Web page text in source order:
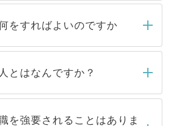
をすればよいのですか
きましたら、弊社担当者がご
認し、その後メールもしくは
5営業日以内にはご連絡をせて
ので、しばらくお待ちくださ
とはなんですか？
で取り扱っている求人の
、Webサイトからご覧いただ
を強要されることはありま